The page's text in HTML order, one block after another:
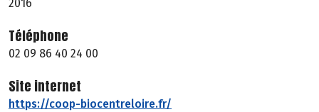
2016
Téléphone
02 09 86 40 24 00
Site internet
https://coop-biocentreloire.fr/